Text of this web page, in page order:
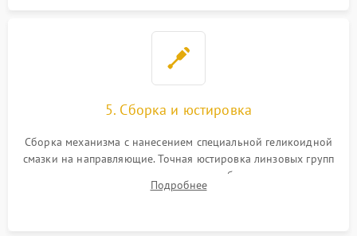
5. Сборка и юстировка
Сборка механизма с нанесением специальной геликоидной
смазки на направляющие. Точная юстировка линзовых групп
программным или механическим способом для устранения
бэк
Подробнее